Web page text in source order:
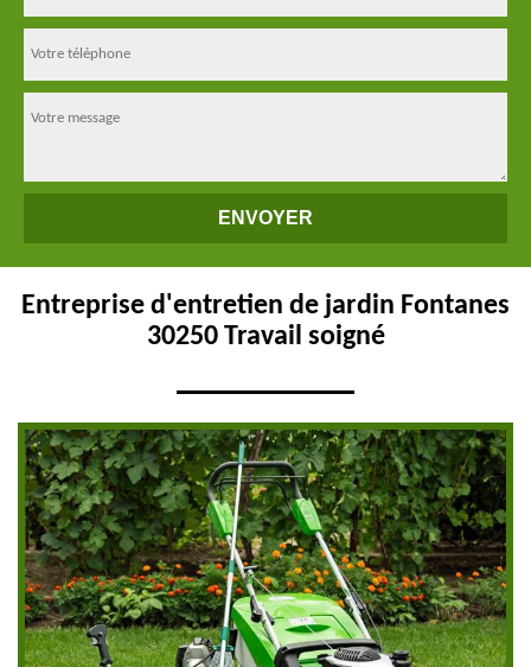
Entreprise d'entretien de jardin Fontanes
30250 Travail soigné